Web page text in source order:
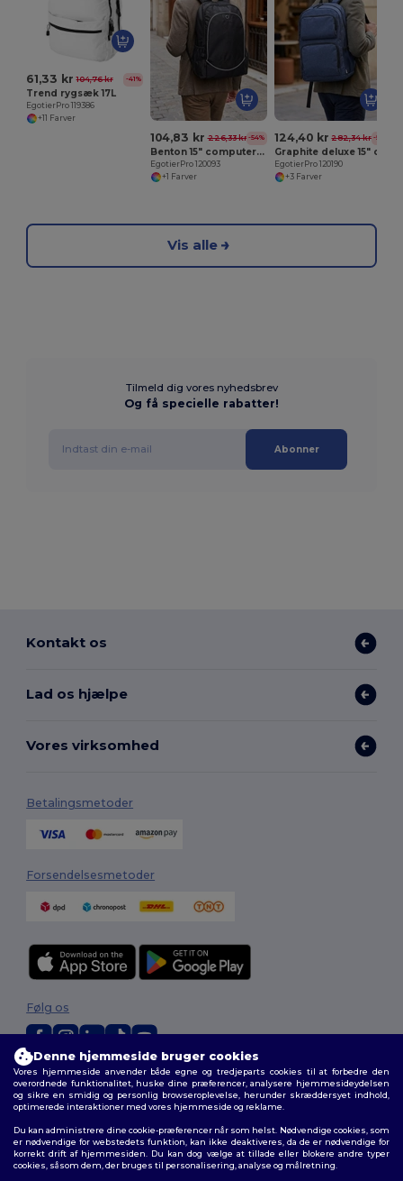
61,33 kr 104,76 kr -41%
Trend rygsæk 17L
EgotierPro 119386
+11 Farver
104,83 kr 226,33 kr -54%
Benton 15" computer rygsæk 15L
EgotierPro 120093
+1 Farver
124,40 kr 282,34 kr -56%
EgotierPro 120190
+3 Farver
Vis alle
Tilmeld dig vores nyhedsbrev
Og få specielle rabatter!
Abonner
Kontakt os
Lad os hjælpe
Vores virksomhed
Betalingsmetoder
Forsendelsesmetoder
2026. Alle rettigheder forbeholdes
Vilkår og Betingelser|Tilpasset politik|Fortrolighedspolitik|Politik for
cookies|Sitemap
Følg os
Denne hjemmeside bruger cookies
Vores hjemmeside anvender både egne og tredjeparts cookies til at forbedre den
overordnede funktionalitet, huske dine præferencer, analysere hjemmesideydelsen
og sikre en smidig og personlig browseroplevelse, herunder skræddersyet indhold,
optimerede interaktioner med vores hjemmeside og reklame.
Du kan administrere dine cookie-præferencer når som helst. Nødvendige cookies, som
er nødvendige for webstedets funktion, kan ikke deaktiveres, da de er nødvendige for
korrekt drift af hjemmesiden. Du kan dog vælge at tillade eller blokere andre typer
cookies, såsom dem, der bruges til personalisering, analyse og målretning.